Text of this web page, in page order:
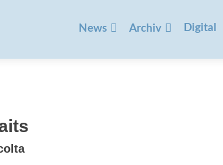
springen
News Archiv Digital